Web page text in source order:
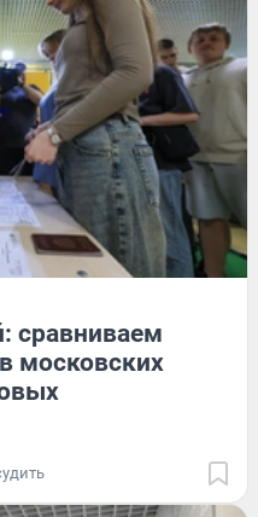
сравниваем
московских